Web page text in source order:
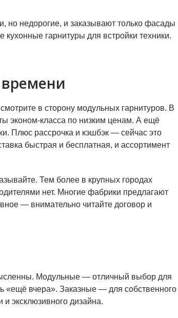
но недорогие, и заказывают только фасады
гарнитуры для встройки техники.
в сторону модульных гарнитуров. В
эконом-класса по низким ценам. А ещё
Плюс рассрочка и кэшбэк — сейчас это
быстрая и бесплатная, и ассортимент
Тем более в крупных городах
нет. Многие фабрики предлагают
— внимательно читайте договор и
Модульные — отличный выбор для
«ещё вчера». Заказные — для собственного
и эксклюзивного дизайна.